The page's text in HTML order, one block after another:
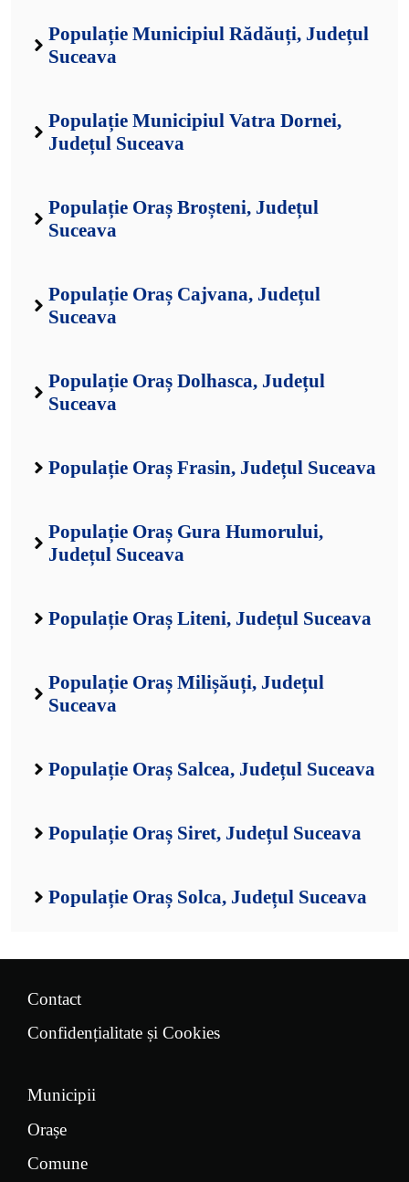
Populație Municipiul Rădăuți, Județul
Suceava
Populație Municipiul Vatra Dornei,
Județul Suceava
Populație Oraș Broșteni, Județul
Suceava
Populație Oraș Cajvana, Județul
Suceava
Populație Oraș Dolhasca, Județul
Suceava
Populație Oraș Frasin, Județul Suceava
Populație Oraș Gura Humorului,
Județul Suceava
Populație Oraș Liteni, Județul Suceava
Populație Oraș Milișăuți, Județul
Suceava
Populație Oraș Salcea, Județul Suceava
Populație Oraș Siret, Județul Suceava
Populație Oraș Solca, Județul Suceava
Contact
Confidențialitate și Cookies
Municipii
Orașe
Comune